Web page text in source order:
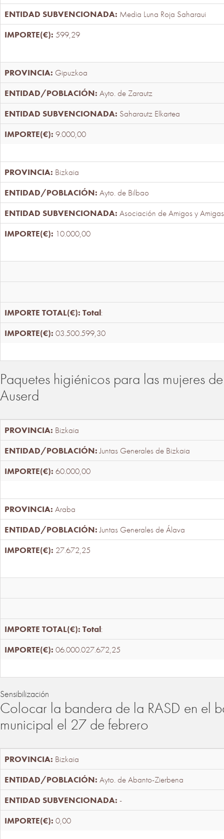
Media Luna Roja Saharaui
599,29
Gipuzkoa
Ayto. de Zarautz
Saharautz Elkartea
9.000,00
Bizkaia
Ayto. de Bilbao
Asociación de Amigos y
10.000,00
Total:
03.500.599,30
Paquetes higiénicos para las mujeres
Auserd
Bizkaia
Juntas Generales de Bizkaia
60.000,00
Araba
Juntas Generales de Álava
27.672,25
Total:
06.000.027.672,25
Sensibilización
Colocar la bandera de la RASD en el
municipal el 27 de febrero
Bizkaia
Ayto. de Abanto-Zierbena
-
0,00